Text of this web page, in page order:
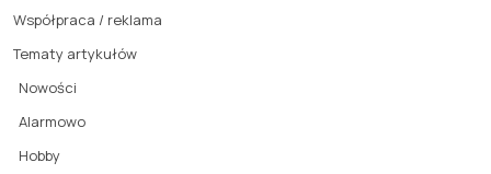
Współpraca / reklama
Tematy artykułów
Nowości
Alarmowo
Hobby